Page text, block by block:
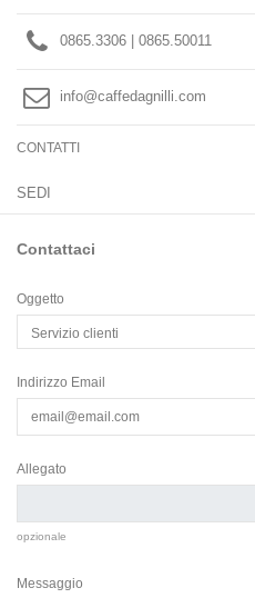
0865.3306 | 0865.50011
info@caffedagnilli.com
CONTATTI
SEDI
Contattaci
Oggetto
Indirizzo Email
Allegato
opzionale
Messaggio